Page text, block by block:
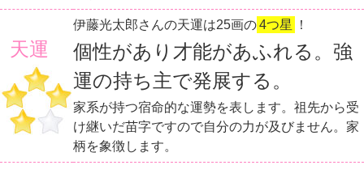
天運
伊藤光太郎さんの天運は25画の4つ星 ！
個性があり才能があふれる。強
運の持ち主で発展する。
家系が持つ宿命的な運勢を表します。祖先から受
け継いだ苗字ですので自分の力が及びません。家
柄を象徴します。